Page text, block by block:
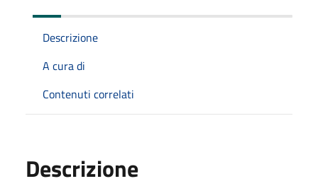
Descrizione
A cura di
Contenuti correlati
Descrizione